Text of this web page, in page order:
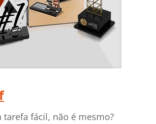
fácil, não é mesmo?